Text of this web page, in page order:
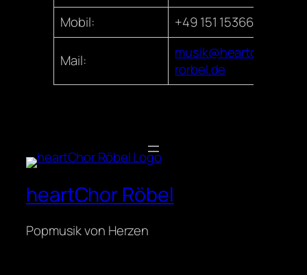
Mobil:
+49 151 15366273
Mail:
musik@heartchor-
rorbel.de
heartChor Röbel
Popmusik von Herzen